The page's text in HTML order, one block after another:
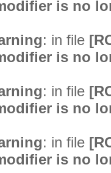
is no
: in file
is no
: in file
is no
: in file
is no